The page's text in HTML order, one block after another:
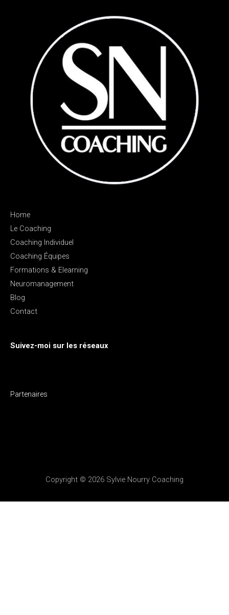
Home
Le Coaching
Coaching Individuel
Coaching Équipes
Formations & Elearning
Neuromanagement
Blog
Contact
Suivez-moi sur les réseaux
Partenaires
Copyright © 2026 Sylvie Nourry Coaching